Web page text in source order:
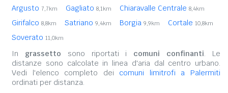
Argusto 7,7km Gagliato 8,1km Chiaravalle Centrale 8,4km
Girifalco 8,8km Satriano 9,4km Borgia 9,9km Cortale 10,8km
Soverato 11,0km
In grassetto sono riportati i comuni confinanti. Le
distanze sono calcolate in linea d'aria dal centro urbano.
Vedi l'elenco completo dei comuni limitrofi a Palermiti
ordinati per distanza.